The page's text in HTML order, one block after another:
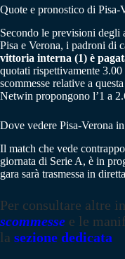
Quote e pronostico di Pisa-
Secondo le previsioni degli
Pisa e Verona, i padroni di
vittoria interna (1) è
quotati rispettivamente
scommesse relative a
Netwin propongono l’1 a
Dove vedere Pisa-Verona
Il match che vede
giornata di Serie A, è in
gara sarà trasmessa in
Per consultare altre
scommesse e le
la sezione dedicata